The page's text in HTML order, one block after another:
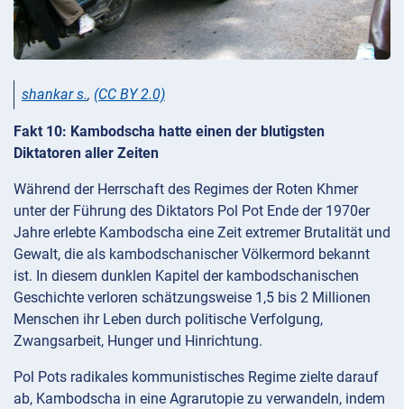
shankar s., (CC BY 2.0)
Fakt 10: Kambodscha hatte einen der blutigsten
Diktatoren aller Zeiten
Während der Herrschaft des Regimes der Roten Khmer
unter der Führung des Diktators Pol Pot Ende der 1970er
Jahre erlebte Kambodscha eine Zeit extremer Brutalität und
Gewalt, die als kambodschanischer Völkermord bekannt
ist. In diesem dunklen Kapitel der kambodschanischen
Geschichte verloren schätzungsweise 1,5 bis 2 Millionen
Menschen ihr Leben durch politische Verfolgung,
Zwangsarbeit, Hunger und Hinrichtung.
Pol Pots radikales kommunistisches Regime zielte darauf
ab, Kambodscha in eine Agrarutopie zu verwandeln, indem